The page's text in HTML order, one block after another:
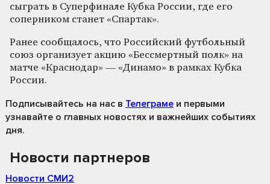
сыграть в Суперфинале Кубка России, где его
соперником станет «Спартак».
Ранее сообщалось, что Российский футбольный
союз организует акцию «Бессмертный полк» на
матче «Краснодар» — «Динамо» в рамках Кубка
России.
Подписывайтесь на нас в Телеграме и первыми
узнавайте о главных новостях и важнейших событиях
дня.
Новости партнеров
Новости СМИ2